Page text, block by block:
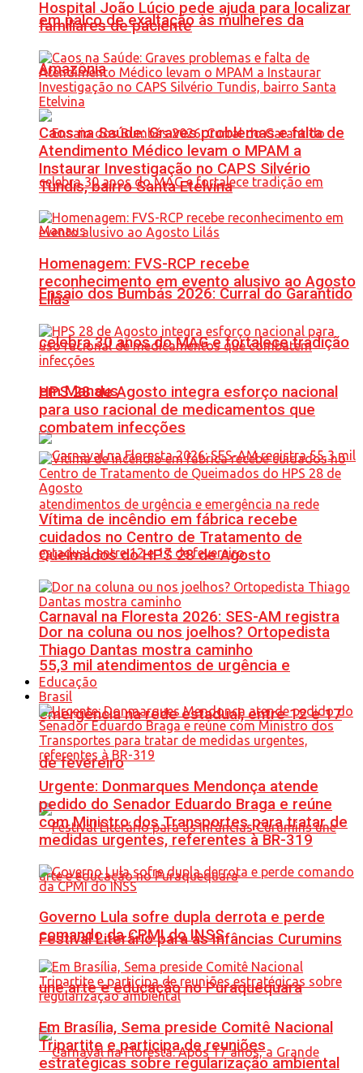
em palco de exaltação às mulheres da
Amazônia
Ensaio dos Bumbás 2026: Curral do Garantido
celebra 30 anos do MAG e fortalece tradição
em Manaus
Carnaval na Floresta 2026: SES-AM registra
55,3 mil atendimentos de urgência e
emergência na rede estadual, entre 12 e 17
de fevereiro
Festival Literário para as Infâncias Curumins
une arte e educação no Puraquequara
Hospital João Lúcio pede ajuda para localizar
familiares de paciente
Caos na Saúde: Graves problemas e falta de
Atendimento Médico levam o MPAM a
Instaurar Investigação no CAPS Silvério
Tundis, bairro Santa Etelvina
Homenagem: FVS-RCP recebe
reconhecimento em evento alusivo ao Agosto
Lilás
HPS 28 de Agosto integra esforço nacional
para uso racional de medicamentos que
combatem infecções
Vítima de incêndio em fábrica recebe
cuidados no Centro de Tratamento de
Queimados do HPS 28 de Agosto
Dor na coluna ou nos joelhos? Ortopedista
Thiago Dantas mostra caminho
Educação
Brasil
Urgente: Donmarques Mendonça atende
pedido do Senador Eduardo Braga e reúne
com Ministro dos Transportes para tratar de
medidas urgentes, referentes à BR-319
Governo Lula sofre dupla derrota e perde
comando da CPMI do INSS
Em Brasília, Sema preside Comitê Nacional
Tripartite e participa de reuniões
estratégicas sobre regularização ambiental